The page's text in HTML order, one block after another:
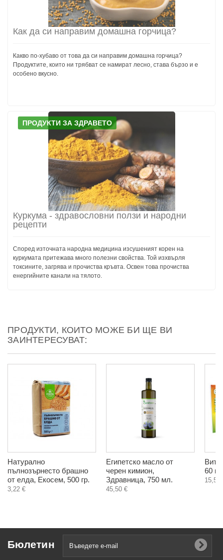
Как да си направим домашна горчица?
Какво по-хубаво от това да си направим домашна горчица?
Продуктите, които ни трябват се намират лесно, става бързо и е
особено вкусно.
ПРОДУКТИ ЗА ЗДРАВЕТО
Куркума - здравословни ползи и народни
рецепти
Според източната народна медицина изсушеният корен на
куркумата притежава много полезни свойства. Той изхвърля
токсините, загрява и прочиства кръвта. Освен това прочиства
енергийните канали на тялото.
ПРОДУКТИ, КОИТО МОЖЕ БИ ЩЕ ВИ
ЗАИНТЕРЕСУВАТ:
Натурално
пълнозърнесто брашно
от елда, Екосем, 500 гр.
3,22 €
Египетско масло от
черен кимион,
Здравница, 750 мл.
45,50 €
60
15,50
Бюлетин